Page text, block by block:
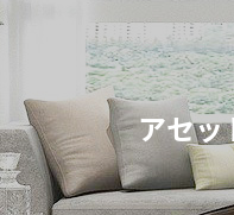
アセッ